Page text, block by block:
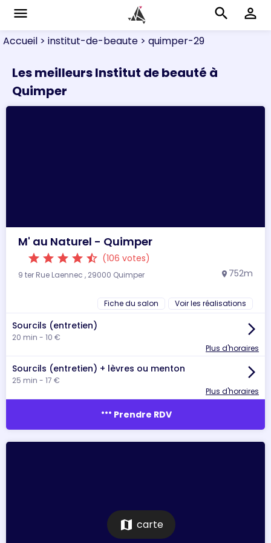
menu search perm_identity
Accueil > institut-de-beaute > quimper-29
Les meilleurs Institut de beauté à
Quimper
M' au Naturel - Quimper
star star star star star_half (106 votes)
9 ter Rue Laennec , 29000 Quimper location_on 752m
Fiche du salon Voir les réalisations
Sourcils (entretien)
20 min - 10 €
arrow_forward_ios
Plus d'horaires
Sourcils (entretien) + lèvres ou menton
25 min - 17 €
arrow_forward_ios
Plus d'horaires
more_horiz Prendre RDV
map carte